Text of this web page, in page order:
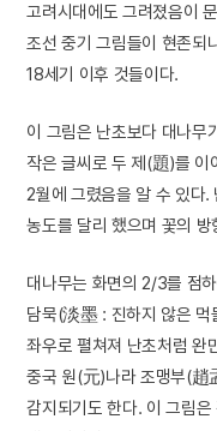
고려시대에도 그려졌음이
조선 중기 그림들이 현존되
18세기 이후 것들이다.
이 그림은 난초보다 대나무
작은 글씨로 두 제(題)를
2월에 그렸음을 알 수 있다.
농도를 달리 했으며 꽃의 방
대나무는 화면의 2/3를 점
담묵(淡墨 : 진하지 않은 먹
좌우로 펼쳐져 난초처럼 완
중국 원(元)나라 조맹부(
감지되기도 한다. 이 그림